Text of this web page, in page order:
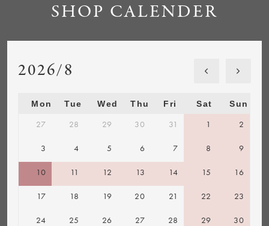
SHOP CALENDER
2026/8
Mon Tue Wed Thu Fri Sat Sun
27 28 29 30 31 1 2
3 4 5 6 7 8 9
10 11 12 13 14 15 16
17 18 19 20 21 22 23
24 25 26 27 28 29 30